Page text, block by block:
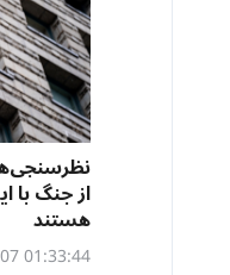
از جنگ با
هستند
01:33:44 2026-08-07